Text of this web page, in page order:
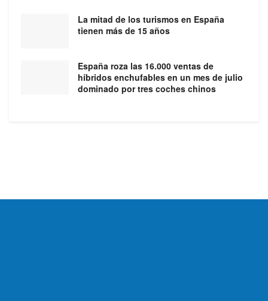
La mitad de los turismos en España
tienen más de 15 años
España roza las 16.000 ventas de
híbridos enchufables en un mes de julio
dominado por tres coches chinos